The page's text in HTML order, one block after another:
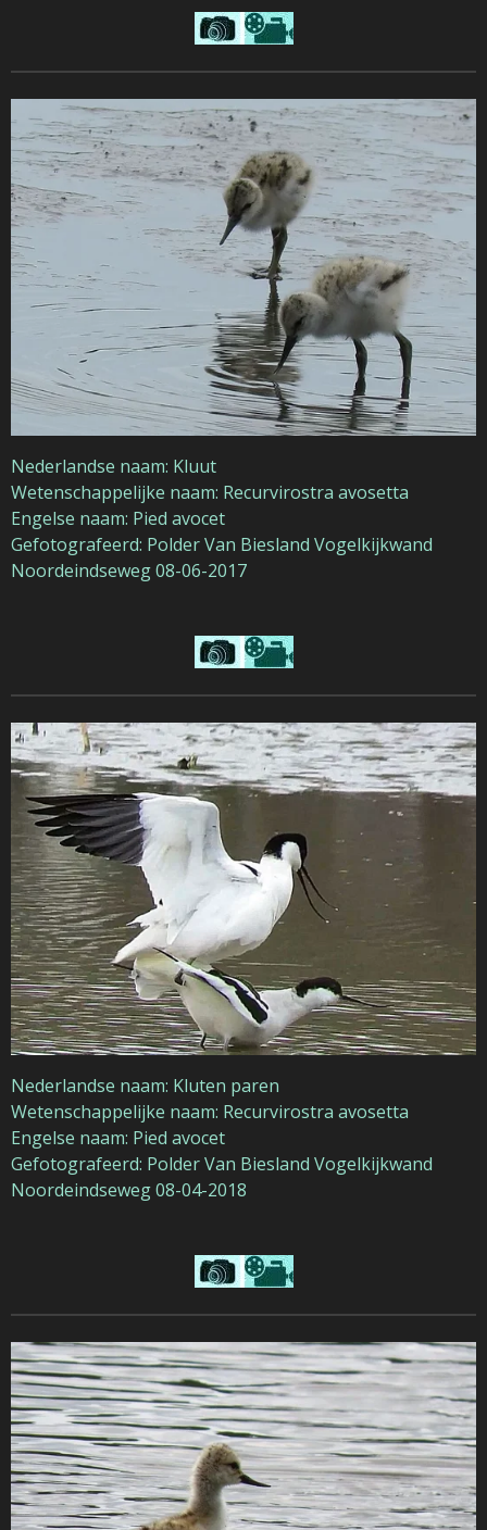
Nederlandse naam: Kluut
Wetenschappelijke naam: Recurvirostra avosetta
Engelse naam: Pied avocet
Gefotografeerd: Polder Van Biesland Vogelkijkwand
Noordeindseweg08-06-2017
Nederlandse naam: Kluten paren
Wetenschappelijke naam: Recurvirostra avosetta
Engelse naam: Pied avocet
Gefotografeerd: Polder Van Biesland Vogelkijkwand
Noordeindseweg08-04-2018